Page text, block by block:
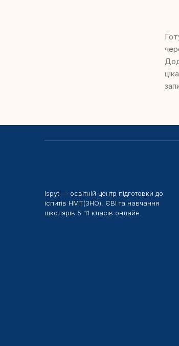
Ispyt — освітній центр підготовки до
іспитів НМТ(ЗНО), ЄВІ та навчання
школярів 5-11 класів онлайн.